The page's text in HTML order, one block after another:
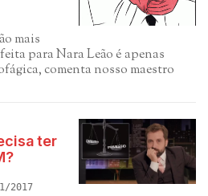
mais
para Nara Leão é apenas
comenta nosso maestro
ter
2017